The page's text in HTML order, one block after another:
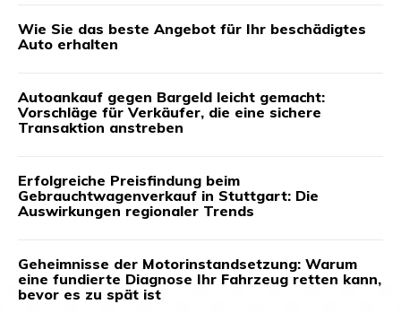
Wie Sie das beste Angebot für Ihr beschädigtes
Auto erhalten
Autoankauf gegen Bargeld leicht gemacht:
Vorschläge für Verkäufer, die eine sichere
Transaktion anstreben
Erfolgreiche Preisfindung beim
Gebrauchtwagenverkauf in Stuttgart: Die
Auswirkungen regionaler Trends
Geheimnisse der Motorinstandsetzung: Warum
eine fundierte Diagnose Ihr Fahrzeug retten kann,
bevor es zu spät ist